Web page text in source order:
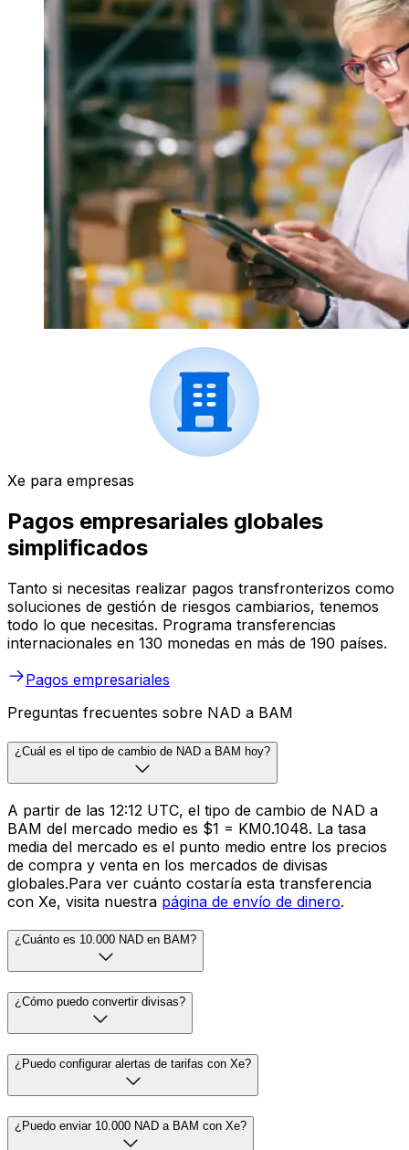
Xe para empresas
Pagos empresariales globales
simplificados
Tanto si necesitas realizar pagos transfronterizos como
soluciones de gestión de riesgos cambiarios, tenemos
todo lo que necesitas. Programa transferencias
internacionales en 130 monedas en más de 190 países.
Pagos empresariales
Preguntas frecuentes sobre NAD a BAM
¿Cuál es el tipo de cambio de NAD a BAM hoy?
A partir de las 12:12 UTC, el tipo de cambio de NAD a
BAM del mercado medio es $1 = KM0.1048. La tasa
media del mercado es el punto medio entre los precios
de compra y venta en los mercados de divisas
globales.Para ver cuánto costaría esta transferencia
con Xe, visita nuestra página de envío de dinero.
¿Cuánto es 10.000 NAD en BAM?
¿Cómo puedo convertir divisas?
¿Puedo configurar alertas de tarifas con Xe?
¿Puedo enviar 10.000 NAD a BAM con Xe?